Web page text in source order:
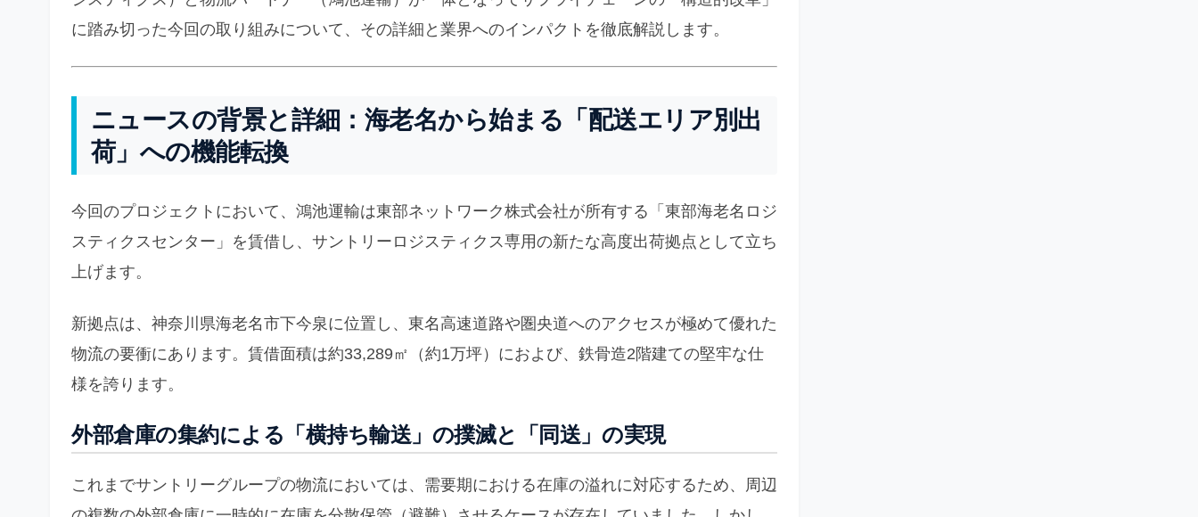
に踏み切った今回の取り組みについて、その詳細と業界へのインパクトを徹底解説します。
ニュースの背景と詳細：海老名から始まる「配送エリア別出
荷」への機能転換
今回のプロジェクトにおいて、鴻池運輸は東部ネットワーク株式会社が所有する「東部海老名ロジ
スティクスセンター」を賃借し、サントリーロジスティクス専用の新たな高度出荷拠点として立ち
上げます。
新拠点は、神奈川県海老名市下今泉に位置し、東名高速道路や圏央道へのアクセスが極めて優れた
物流の要衝にあります。賃借面積は約33,289㎡（約1万坪）におよび、鉄骨造2階建ての堅牢な仕
様を誇ります。
外部倉庫の集約による「横持ち輸送」の撲滅と「同送」の実現
これまでサントリーグループの物流においては、需要期における在庫の溢れに対応するため、周辺